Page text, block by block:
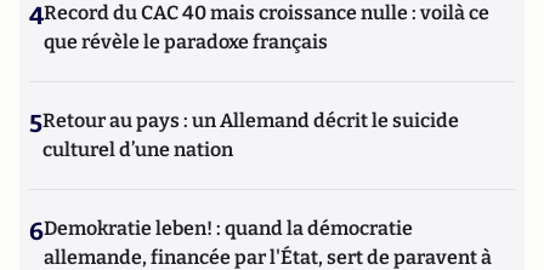
4Record du CAC 40 mais croissance nulle : voilà ce
que révèle le paradoxe français
5Retour au pays : un Allemand décrit le suicide
culturel d’une nation
6Demokratie leben! : quand la démocratie
allemande, financée par l'État, sert de paravent à